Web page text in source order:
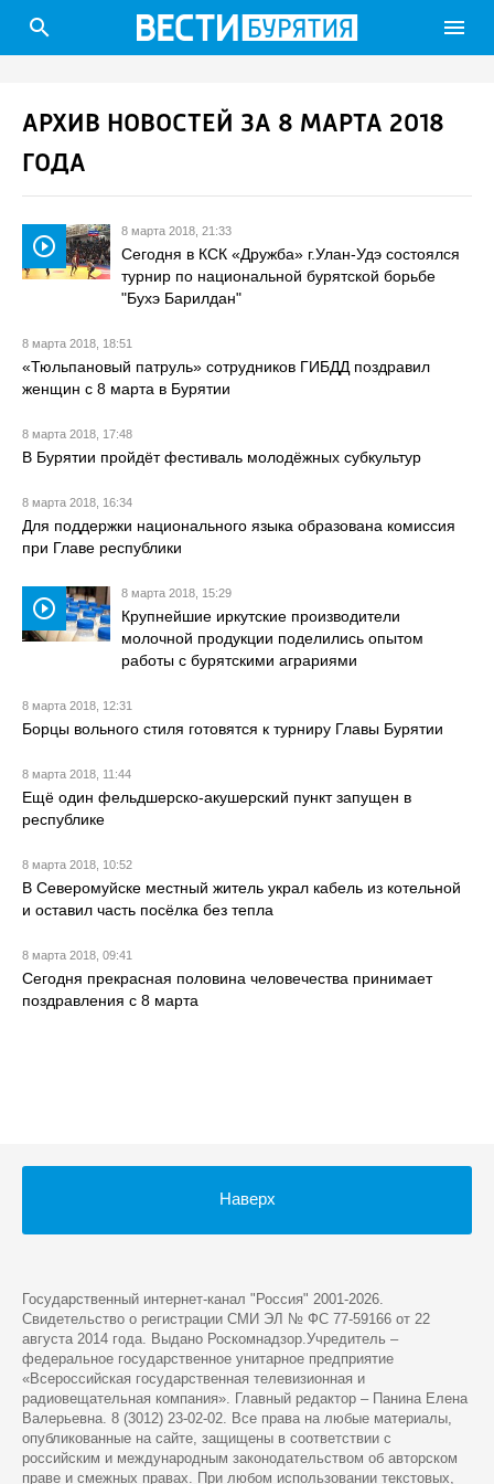
search menu
АРХИВ НОВОСТЕЙ ЗА 8 МАРТА 2018
ГОДА
play_circle_outline
8 марта 2018, 21:33
Сегодня в КСК «Дружба» г.Улан-Удэ состоялся
турнир по национальной бурятской борьбе
"Бухэ Барилдан"
8 марта 2018, 18:51
«Тюльпановый патруль» сотрудников ГИБДД поздравил
женщин с 8 марта в Бурятии
8 марта 2018, 17:48
В Бурятии пройдёт фестиваль молодёжных субкультур
8 марта 2018, 16:34
Для поддержки национального языка образована комиссия
при Главе республики
play_circle_outline
8 марта 2018, 15:29
Крупнейшие иркутские производители
молочной продукции поделились опытом
работы с бурятскими аграриями
8 марта 2018, 12:31
Борцы вольного стиля готовятся к турниру Главы Бурятии
8 марта 2018, 11:44
Ещё один фельдшерско-акушерский пункт запущен в
республике
8 марта 2018, 10:52
В Северомуйске местный житель украл кабель из котельной
и оставил часть посёлка без тепла
8 марта 2018, 09:41
Сегодня прекрасная половина человечества принимает
поздравления с 8 марта
Наверх
Государственный интернет-канал "Россия" 2001-2026.
Cвидетельство о регистрации СМИ ЭЛ № ФС 77-59166 от 22
августа 2014 года. Выдано Роскомнадзор.Учредитель –
федеральное государственное унитарное предприятие
«Всероссийская государственная телевизионная и
радиовещательная компания». Главный редактор – Панина Елена
Валерьевна. 8 (3012) 23-02-02. Все права на любые материалы,
опубликованные на сайте, защищены в соответствии с
российским и международным законодательством об авторском
праве и смежных правах. При любом использовании текстовых,